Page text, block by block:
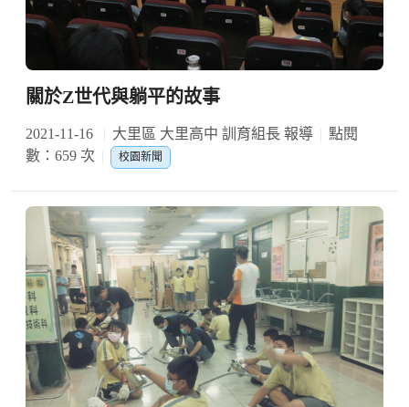
關於Z世代與躺平的故事
2021-11-16 大里區 大里高中 訓育組長 報導
點閱
數：659 次
校園新聞